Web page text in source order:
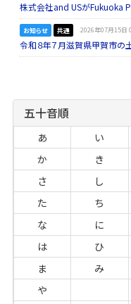
株式会社and USがFukuoka
お知らせ 共通 2026年07月15日
令和８年７月滋賀県甲賀市の
五十音順
あ い
か
き
さ
し
た
ち
な
に
は
ひ
ま
み
や